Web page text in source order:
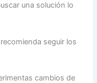
una solución lo
seguir los
cambios de